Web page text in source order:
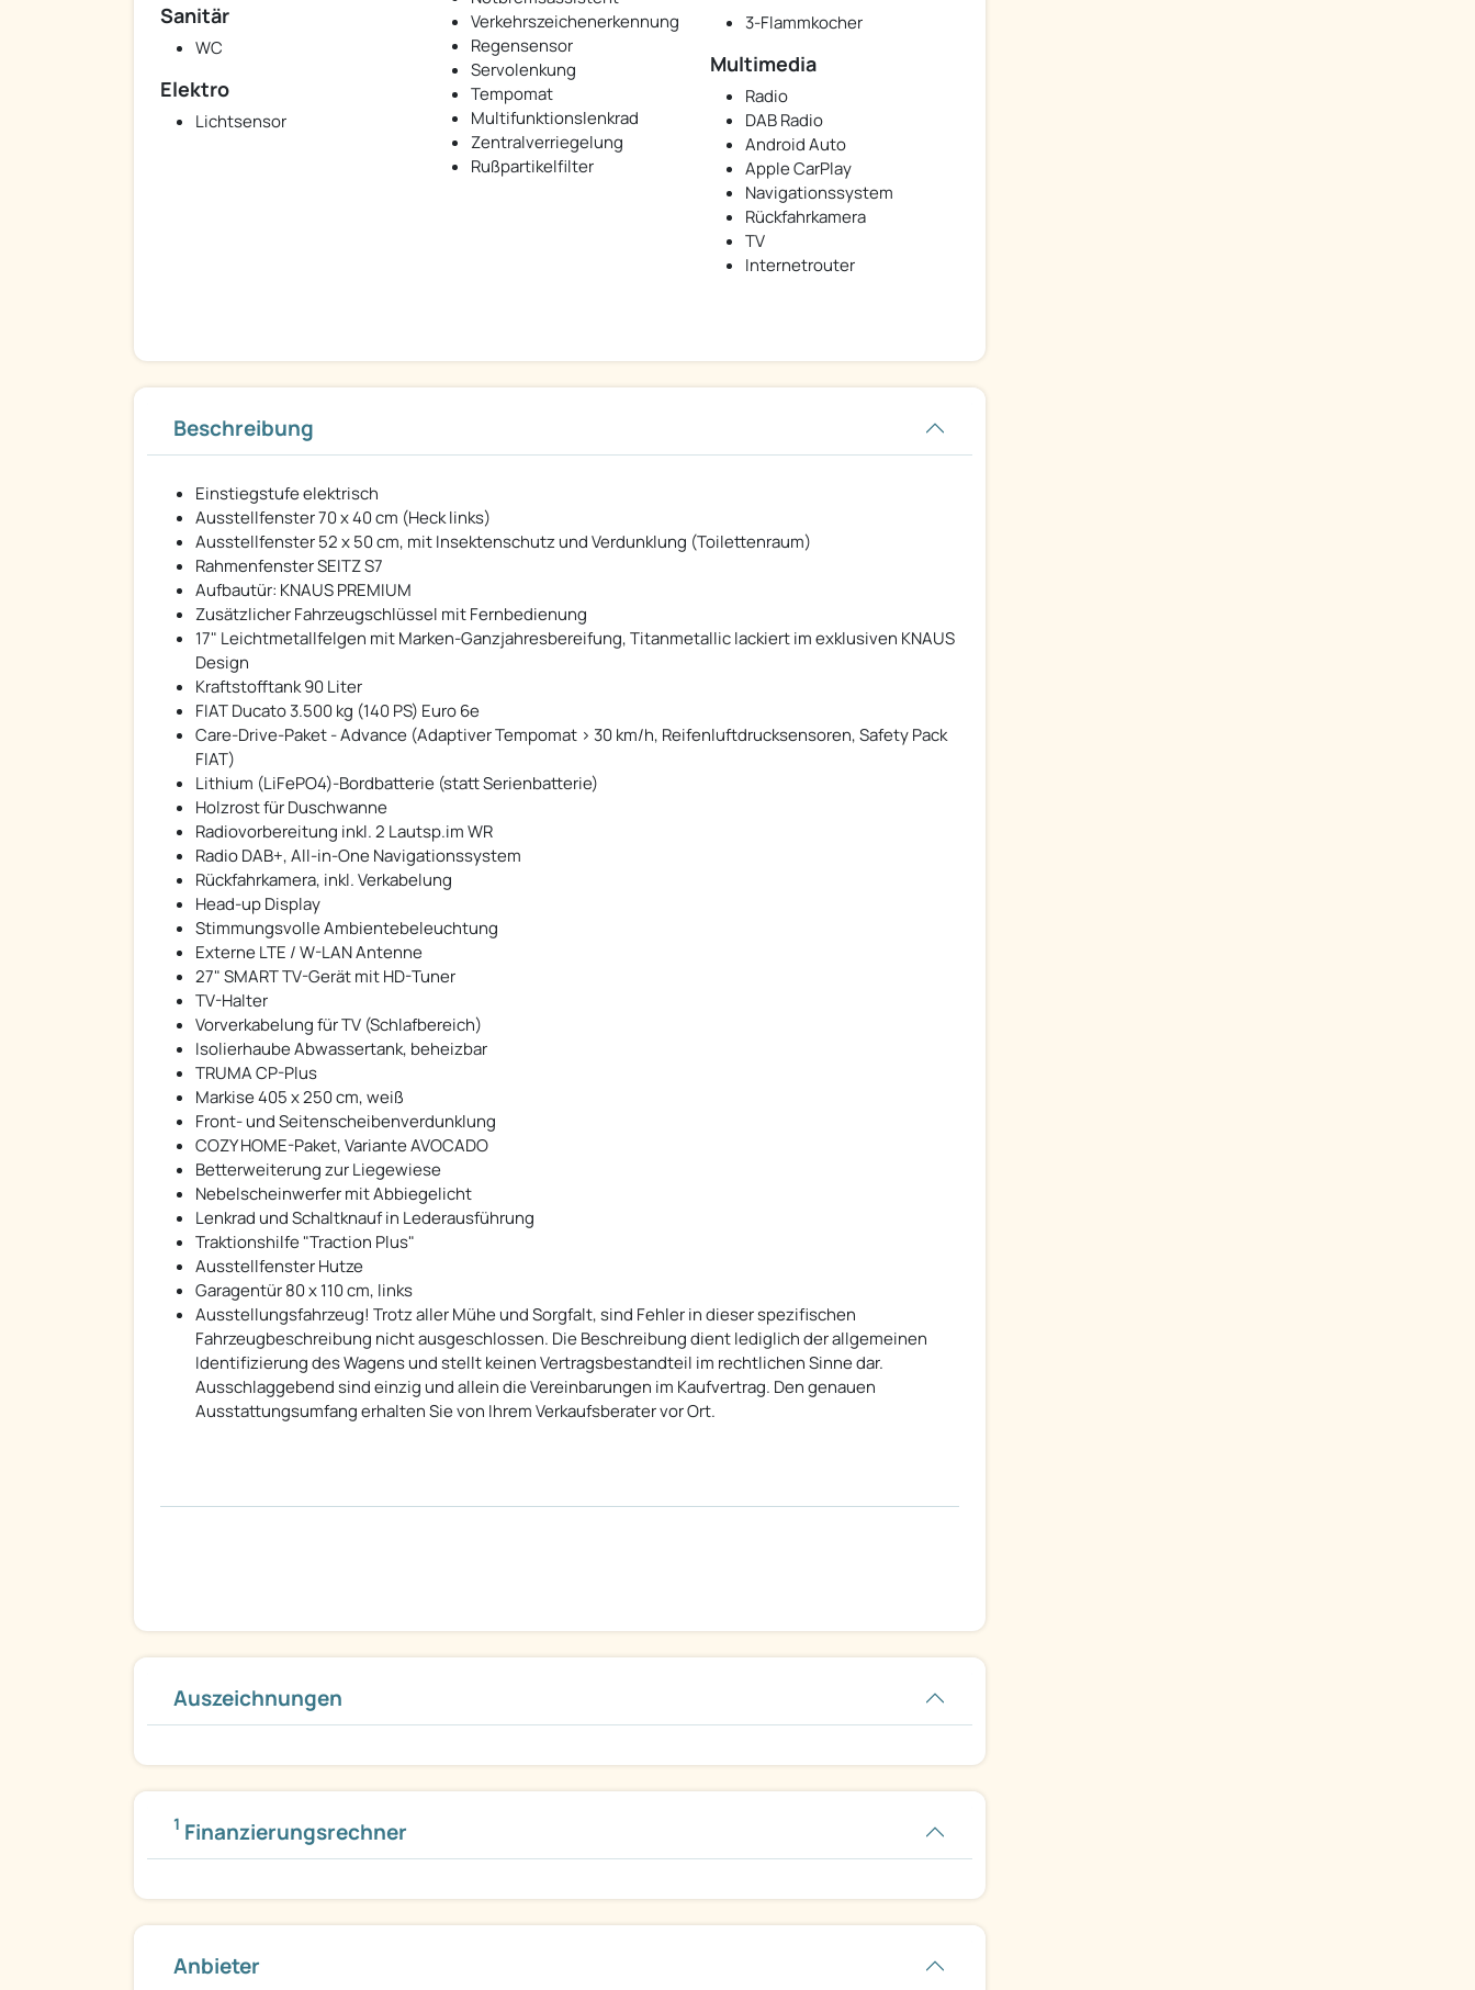
Verkehrszeichenerkennung
Regensensor
Servolenkung
Tempomat
Multifunktionslenkrad
Zentralverriegelung
Rußpartikelfilter
3-Flammkocher
Sanitär
WC
Multimedia
Radio
DAB Radio
Android Auto
Apple CarPlay
Navigationssystem
Rückfahrkamera
TV
Internetrouter
Elektro
Lichtsensor
Beschreibung
Einstiegstufe elektrisch
Ausstellfenster 70 x 40 cm (Heck links)
Ausstellfenster 52 x 50 cm, mit Insektenschutz und Verdunklung (Toilettenraum)
Rahmenfenster SEITZ S7
Aufbautür: KNAUS PREMIUM
Zusätzlicher Fahrzeugschlüssel mit Fernbedienung
17" Leichtmetallfelgen mit Marken-Ganzjahresbereifung, Titanmetallic lackiert im exklusiven KNAUS
Design
Kraftstofftank 90 Liter
FIAT Ducato 3.500 kg (140 PS) Euro 6e
Care-Drive-Paket - Advance (Adaptiver Tempomat > 30 km/h, Reifenluftdrucksensoren, Safety Pack
FIAT)
Lithium (LiFePO4)-Bordbatterie (statt Serienbatterie)
Holzrost für Duschwanne
Radiovorbereitung inkl. 2 Lautsp.im WR
Radio DAB+, All-in-One Navigationssystem
Rückfahrkamera, inkl. Verkabelung
Head-up Display
Stimmungsvolle Ambientebeleuchtung
Externe LTE / W-LAN Antenne
27" SMART TV-Gerät mit HD-Tuner
TV-Halter
Vorverkabelung für TV (Schlafbereich)
Isolierhaube Abwassertank, beheizbar
TRUMA CP-Plus
Markise 405 x 250 cm, weiß
Front- und Seitenscheibenverdunklung
COZY HOME-Paket, Variante AVOCADO
Betterweiterung zur Liegewiese
Nebelscheinwerfer mit Abbiegelicht
Lenkrad und Schaltknauf in Lederausführung
Traktionshilfe "Traction Plus"
Ausstellfenster Hutze
Garagentür 80 x 110 cm, links
Ausstellungsfahrzeug! Trotz aller Mühe und Sorgfalt, sind Fehler in dieser spezifischen
Fahrzeugbeschreibung nicht ausgeschlossen. Die Beschreibung dient lediglich der allgemeinen
Identifizierung des Wagens und stellt keinen Vertragsbestandteil im rechtlichen Sinne dar.
Ausschlaggebend sind einzig und allein die Vereinbarungen im Kaufvertrag. Den genauen
Ausstattungsumfang erhalten Sie von Ihrem Verkaufsberater vor Ort.
Auszeichnungen
1 Finanzierungsrechner
Anbieter